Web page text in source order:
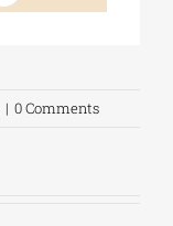
| 0 Comments